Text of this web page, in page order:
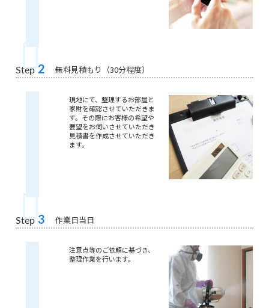
Step 2 無料見積もり（30分程度）
現地にて、整理するお部屋と
家財を確認させていただきま
す。その際にお客様の希望や
要望をお伺いさせていただき
見積書を作成させていただき
ます。
Step 3 作業日当日
注意点等のご依頼に基づき、
整理作業を行います。